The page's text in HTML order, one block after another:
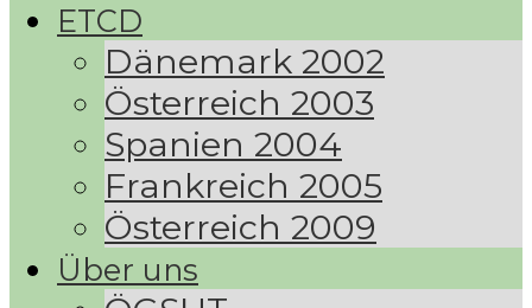
ETCD
Dänemark 2002
Österreich 2003
Spanien 2004
Frankreich 2005
Österreich 2009
Über uns